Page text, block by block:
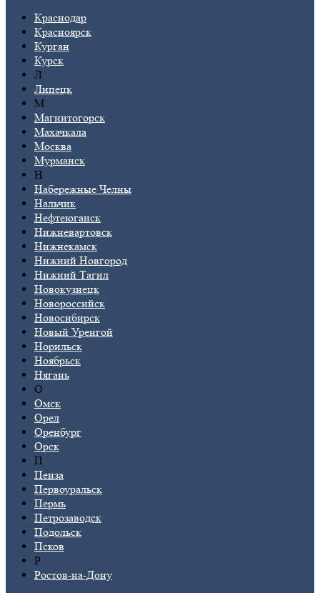
Краснодар
Красноярск
Курган
Курск
Л
Липецк
М
Магнитогорск
Махачкала
Москва
Мурманск
Н
Набережные Челны
Нальчик
Нефтеюганск
Нижневартовск
Нижнекамск
Нижний Новгород
Нижний Тагил
Новокузнецк
Новороссийск
Новосибирск
Новый Уренгой
Норильск
Ноябрьск
Нягань
О
Омск
Орел
Оренбург
Орск
П
Пенза
Первоуральск
Пермь
Петрозаводск
Подольск
Псков
Р
Ростов-на-Дону